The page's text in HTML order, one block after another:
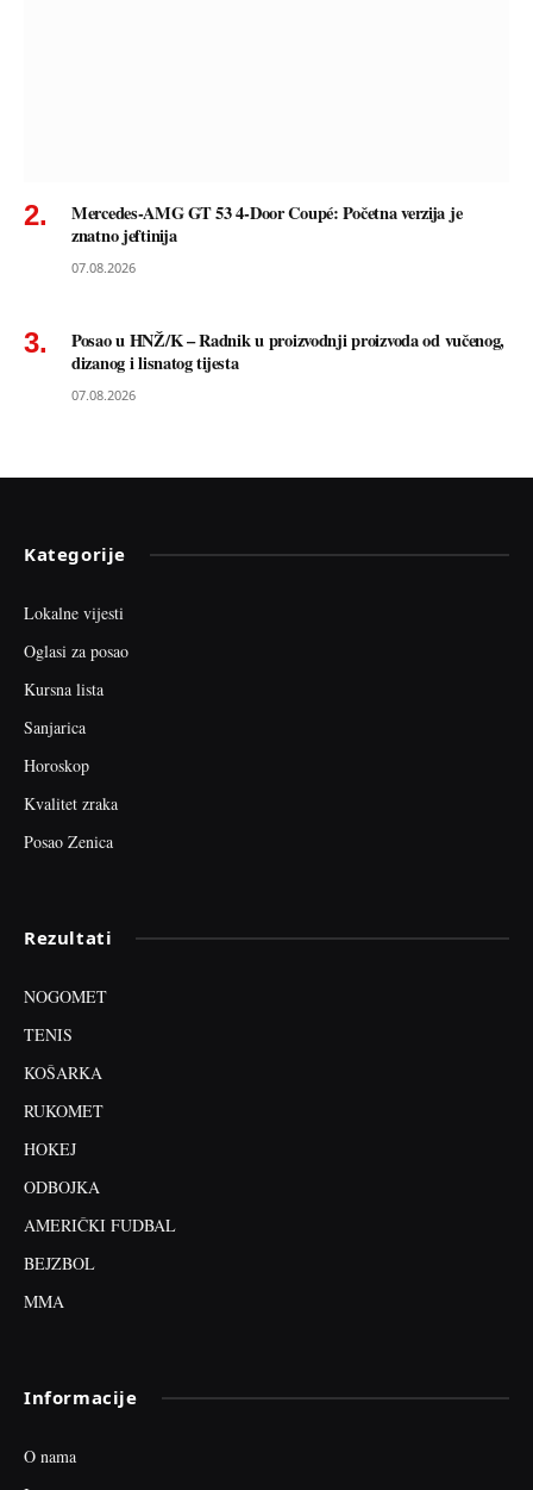
Mercedes-AMG GT 53 4-Door Coupé: Početna verzija je
znatno jeftinija
07.08.2026
Posao u HNŽ/K – Radnik u proizvodnji proizvoda od vučenog,
dizanog i lisnatog tijesta
07.08.2026
Kategorije
Lokalne vijesti
Oglasi za posao
Kursna lista
Sanjarica
Horoskop
Kvalitet zraka
Posao Zenica
Rezultati
NOGOMET
TENIS
KOŠARKA
RUKOMET
HOKEJ
ODBOJKA
AMERIČKI FUDBAL
BEJZBOL
MMA
Informacije
O nama